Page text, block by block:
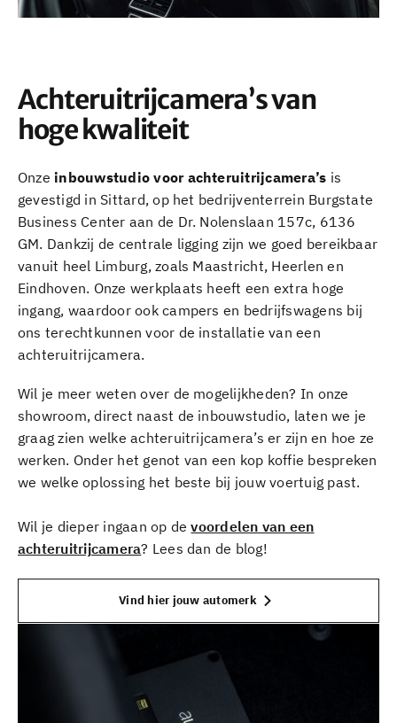
Achteruitrijcamera’s van
hoge kwaliteit
Onze inbouwstudio voor achteruitrijcamera’s is
gevestigd in Sittard, op het bedrijventerrein Burgstate
Business Center aan de Dr. Nolenslaan 157c, 6136
GM. Dankzij de centrale ligging zijn we goed bereikbaar
vanuit heel Limburg, zoals Maastricht, Heerlen en
Eindhoven. Onze werkplaats heeft een extra hoge
ingang, waardoor ook campers en bedrijfswagens bij
ons terechtkunnen voor de installatie van een
achteruitrijcamera.
Wil je meer weten over de mogelijkheden? In onze
showroom, direct naast de inbouwstudio, laten we je
graag zien welke achteruitrijcamera’s er zijn en hoe ze
werken. Onder het genot van een kop koffie bespreken
we welke oplossing het beste bij jouw voertuig past.
Wil je dieper ingaan op devoordelen van een
achteruitrijcamera? Lees dan de blog!
Vind hier jouw automerk